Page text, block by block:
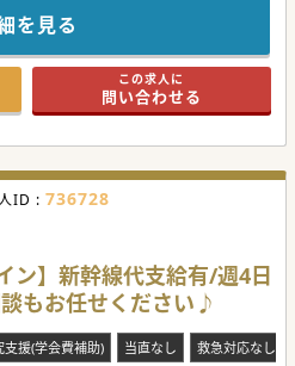
日週が設定されているため、急
オフのメリハリをつけて勤務い
クシー費用の支給に対応してお
勤される先生方にも大変恵まれ
ンや低侵襲心臓治療の需要に対
症例数の増加を図るための招聘
と増強し、TAVIや緊急カテーテ
担をバランス良く分散すること
たに迎え入れることで、将来に
を地域へ提供し続ける組織力の
に強みを持つ一般80床の単科専
として地域医療に深く貢献して
を見る
この求人に
問い合わせる
ID : 736728
ン】新幹線代支給有/週4日
もお任せください♪
支援(学会費補助) 当直なし 救急対応なし